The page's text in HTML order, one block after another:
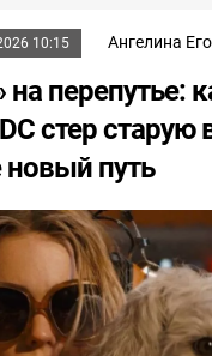
10:15 Ангелина
на перепутье:
стер старую
новый путь